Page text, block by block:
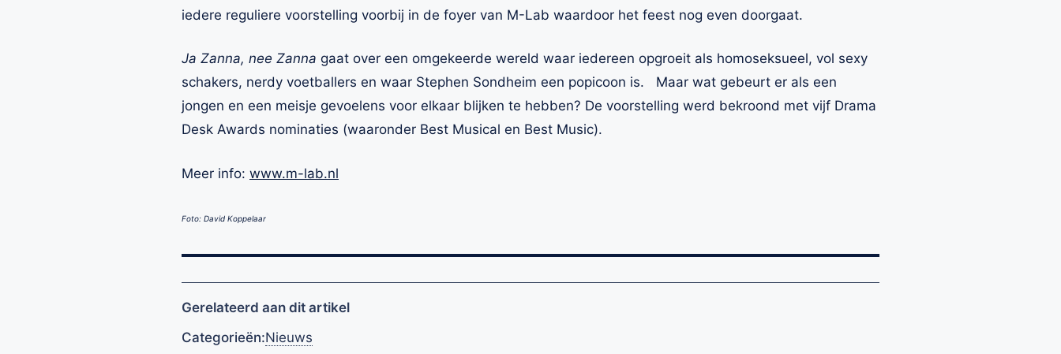
iedere reguliere voorstelling voorbij in de foyer van M-Lab waardoor het feest nog even doorgaat.
Ja Zanna, nee Zanna gaat over een omgekeerde wereld waar iedereen opgroeit als homoseksueel, vol sexy
schakers, nerdy voetballers en waar Stephen Sondheim een popicoon is. Maar wat gebeurt er als een
jongen en een meisje gevoelens voor elkaar blijken te hebben? De voorstelling werd bekroond met vijf Drama
Desk Awards nominaties (waaronder Best Musical en Best Music).
Meer info: www.m-lab.nl
Foto: David Koppelaar
Gerelateerd aan dit artikel
Categorieën:Nieuws